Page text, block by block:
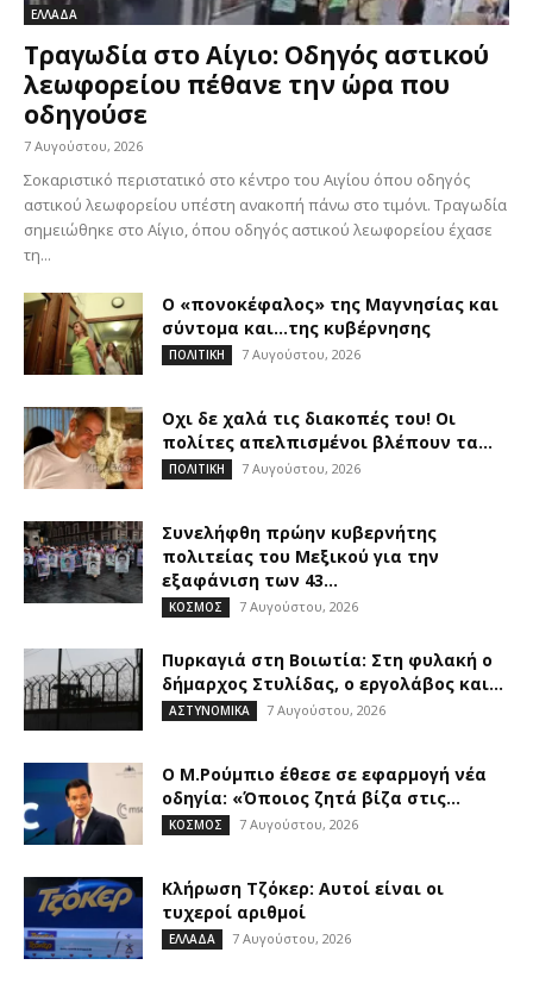
ΕΛΛΑΔΑ
Τραγωδία στο Αίγιο: Οδηγός αστικού
λεωφορείου πέθανε την ώρα που
οδηγούσε
7 Αυγούστου, 2026
Σοκαριστικό περιστατικό στο κέντρο του Αιγίου όπου οδηγός
αστικού λεωφορείου υπέστη ανακοπή πάνω στο τιμόνι. Τραγωδία
σημειώθηκε στο Αίγιο, όπου οδηγός αστικού λεωφορείου έχασε
τη...
Ο «πονοκέφαλος» της Μαγνησίας και
σύντομα και…της κυβέρνησης
ΠΟΛΙΤΙΚΗ 7 Αυγούστου, 2026
Οχι δε χαλά τις διακοπές του! Οι
πολίτες απελπισμένοι βλέπουν τα...
ΠΟΛΙΤΙΚΗ 7 Αυγούστου, 2026
Συνελήφθη πρώην κυβερνήτης
πολιτείας του Μεξικού για την
εξαφάνιση των 43...
ΚΟΣΜΟΣ 7 Αυγούστου, 2026
Πυρκαγιά στη Βοιωτία: Στη φυλακή ο
δήμαρχος Στυλίδας, ο εργολάβος και...
ΑΣΤΥΝΟΜΙΚΑ 7 Αυγούστου, 2026
Ο Μ.Ρούμπιο έθεσε σε εφαρμογή νέα
οδηγία: «Όποιος ζητά βίζα στις...
ΚΟΣΜΟΣ 7 Αυγούστου, 2026
Κλήρωση Τζόκερ: Αυτοί είναι οι
τυχεροί αριθμοί
ΕΛΛΑΔΑ 7 Αυγούστου, 2026